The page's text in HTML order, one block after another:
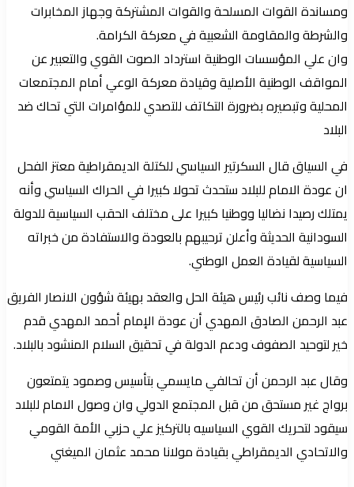
ومساندة القوات المسلحة والقوات المشتركة وجهاز المخابرات
والشرطة والمقاومة الشعبية في معركة الكرامة.
وان علي المؤسسات الوطنية استرداد الصوت القوي والتعبير عن
المواقف الوطنية الأصلية وقيادة معركة الوعي أمام المجتمعات
المحلية وتبصيره بضرورة التكاتف للتصدي للمؤامرات التي تحاك ضد
البلاد
في السياق قال السكرتير السياسي للكتلة الديمقراطية معتز الفحل
ان عودة الامام للبلاد ستحدث تحولا كبيرا في الحراك السياسي وأنه
يمتلك رصيدا نضاليا ووطنيا كبيرا على مختلف الحقب السياسية للدولة
السودانية الحديثة وأعلن ترحيبهم بالعودة والاستفادة من خبراته
السياسية لقيادة العمل الوطني.
فيما وصف نائب رئيس هيئة الحل والعقد بهيئة شؤون الانصار الفريق
عبد الرحمن الصادق المهدي أن عودة الإمام أحمد المهدي قدم
خير لتوحيد الصفوف ودعم الدولة في تحقيق السلام المنشود بالبلاد.
وقال عبد الرحمن أن تحالفي مايسمي بتأسيس وصمود يتمتعون
برواج غير مستحق من قبل المجتمع الدولي وان وصول الامام للبلاد
سيقود لتحريك القوي السياسيه بالتركيز علي حزبي الأمة القومي
والاتحادي الديمقراطي بقيادة مولانا محمد عثمان الميغني